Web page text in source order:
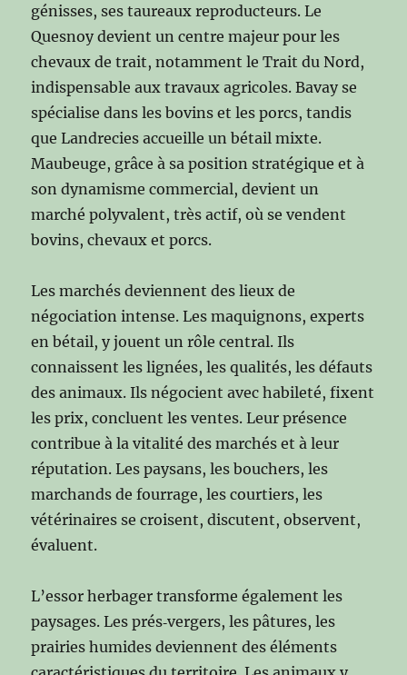
génisses, ses taureaux reproducteurs. Le
Quesnoy devient un centre majeur pour les
chevaux de trait, notamment le Trait du Nord,
indispensable aux travaux agricoles. Bavay se
spécialise dans les bovins et les porcs, tandis
que Landrecies accueille un bétail mixte.
Maubeuge, grâce à sa position stratégique et à
son dynamisme commercial, devient un
marché polyvalent, très actif, où se vendent
bovins, chevaux et porcs.
Les marchés deviennent des lieux de
négociation intense. Les maquignons, experts
en bétail, y jouent un rôle central. Ils
connaissent les lignées, les qualités, les défauts
des animaux. Ils négocient avec habileté, fixent
les prix, concluent les ventes. Leur présence
contribue à la vitalité des marchés et à leur
réputation. Les paysans, les bouchers, les
marchands de fourrage, les courtiers, les
vétérinaires se croisent, discutent, observent,
évaluent.
L’essor herbager transforme également les
paysages. Les prés‑vergers, les pâtures, les
prairies humides deviennent des éléments